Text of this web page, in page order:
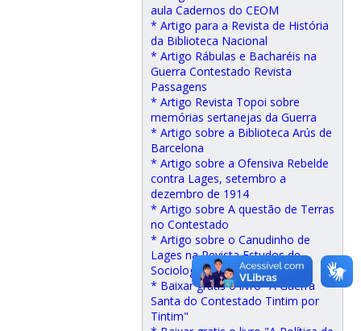
aula Cadernos do CEOM
* Artigo para a Revista de História
da Biblioteca Nacional
* Artigo Rábulas e Bacharéis na
Guerra Contestado Revista
Passagens
* Artigo Revista Topoi sobre
memórias sertanejas da Guerra
* Artigo sobre a Biblioteca Arús de
Barcelona
* Artigo sobre a Ofensiva Rebelde
contra Lages, setembro a
dezembro de 1914
* Artigo sobre A questão de Terras
no Contestado
* Artigo sobre o Canudinho de
Lages na Revista Estudos de
Sociologia
* Baixar grátis o livro "A Guerra
Santa do Contestado Tintim por
Tintim"